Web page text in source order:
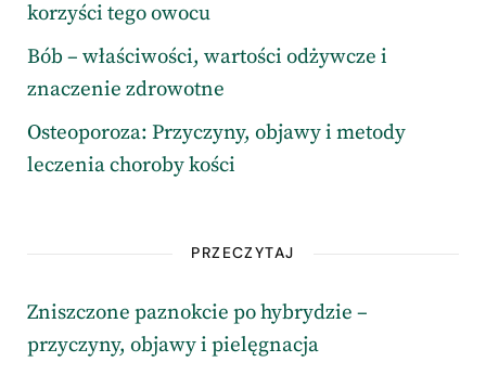
korzyści tego owocu
Bób – właściwości, wartości odżywcze i
znaczenie zdrowotne
Osteoporoza: Przyczyny, objawy i metody
leczenia choroby kości
PRZECZYTAJ
Zniszczone paznokcie po hybrydzie –
przyczyny, objawy i pielęgnacja